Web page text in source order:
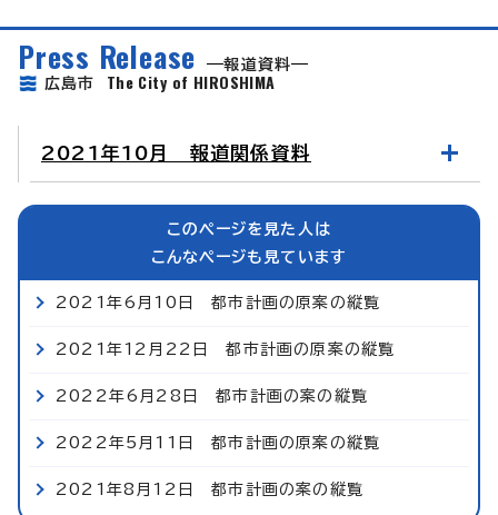
Press Release
報道資料
広島市 The City of HIROSHIMA
2021年10月 報道関係資料
このページを見た人は
こんなページも見ています
2021年6月10日 都市計画の原案の縦覧
2021年12月22日 都市計画の原案の縦覧
2022年6月28日 都市計画の案の縦覧
2022年5月11日 都市計画の原案の縦覧
2021年8月12日 都市計画の案の縦覧